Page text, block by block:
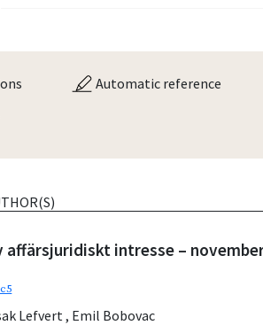
Automatic reference
intresse –
Lefvert, Emil Bobovac